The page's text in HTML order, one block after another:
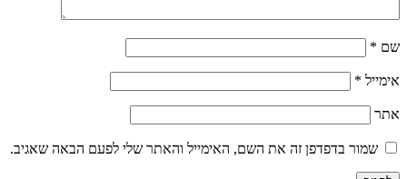
שם *
אימייל *
אתר
שמור בדפדפן זה את השם, האימייל והאתר שלי לפעם הבאה שאגיב.